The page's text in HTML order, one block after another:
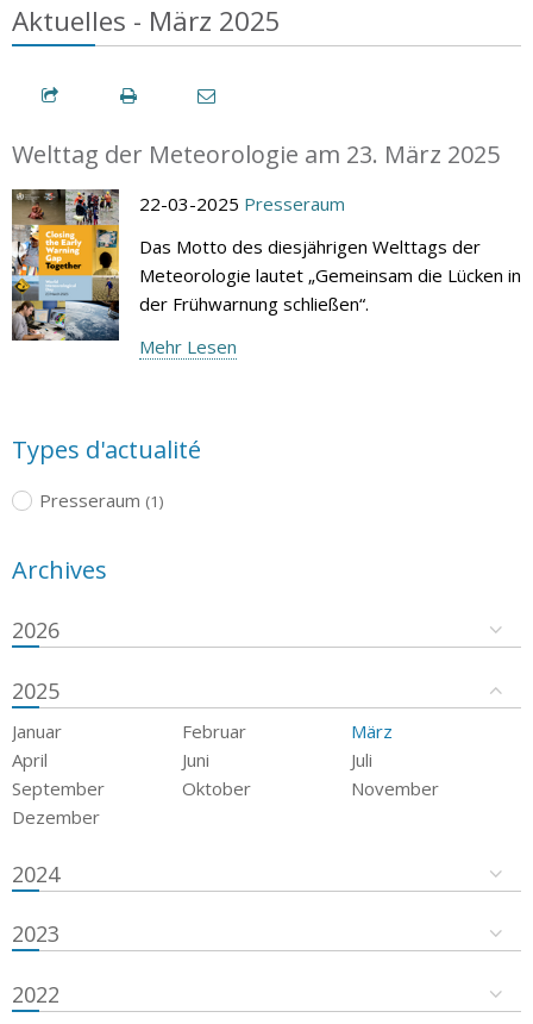
Aktuelles - März 2025
Welttag der Meteorologie am 23. März 2025
22-03-2025 Presseraum
Das Motto des diesjährigen Welttags der
Meteorologie lautet „Gemeinsam die Lücken in
der Frühwarnung schließen“.
Mehr Lesen
Types d'actualité
Presseraum (1)
Archives
2026
2025
Januar Februar
März
April
Juni
Juli
September
Oktober
November
Dezember
2024
2023
2022